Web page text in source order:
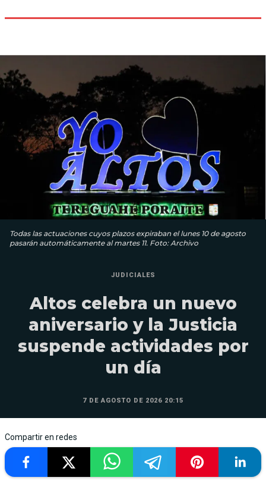
Todas las actuaciones cuyos plazos expiraban el lunes 10 de agosto
pasarán automáticamente al martes 11. Foto: Archivo
JUDICIALES
Altos celebra un nuevo
aniversario y la Justicia
suspende actividades por
un día
7 DE AGOSTO DE 2026 20:15
Compartir en redes